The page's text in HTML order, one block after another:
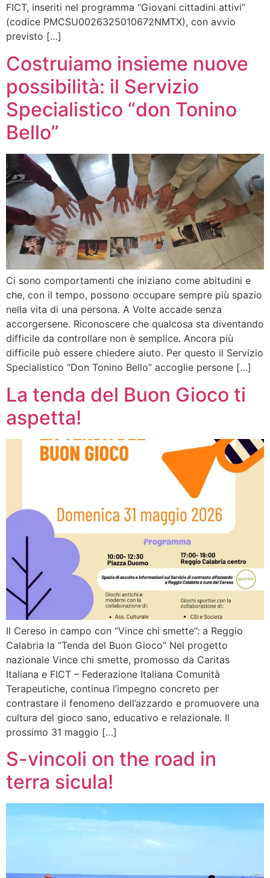
FICT, inseriti nel programma “Giovani cittadini attivi”
(codice PMCSU0026325010672NMTX), con avvio
previsto […]
Costruiamo insieme nuove
possibilità: il Servizio
Specialistico “don Tonino
Bello”
Ci sono comportamenti che iniziano come abitudini e
che, con il tempo, possono occupare sempre più spazio
nella vita di una persona. A Volte accade senza
accorgersene. Riconoscere che qualcosa sta diventando
difficile da controllare non è semplice. Ancora più
difficile può essere chiedere aiuto. Per questo il Servizio
Specialistico “Don Tonino Bello” accoglie persone […]
La tenda del Buon Gioco ti
aspetta!
Il Cereso in campo con “Vince chi smette”: a Reggio
Calabria la “Tenda del Buon Gioco” Nel progetto
nazionale Vince chi smette, promosso da Caritas
Italiana e FICT – Federazione Italiana Comunità
Terapeutiche, continua l’impegno concreto per
contrastare il fenomeno dell’azzardo e promuovere una
cultura del gioco sano, educativo e relazionale. Il
prossimo 31 maggio […]
S-vincoli on the road in
terra sicula!